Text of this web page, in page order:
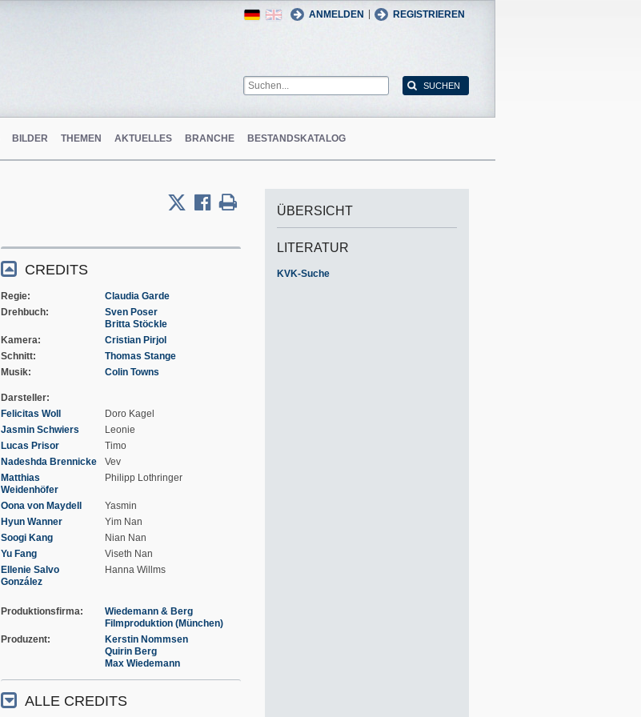
ANMELDEN REGISTRIEREN
English
German
BILDER THEMEN AKTUELLES BRANCHE BESTANDSKATALOG
CREDITS
Regie
Claudia Garde
Drehbuch
Sven Poser
Britta Stöckle
Kamera
Cristian Pirjol
Schnitt
Thomas Stange
Musik
Colin Towns
Darsteller
Felicitas Woll
Doro Kagel
Jasmin Schwiers
Leonie
Lucas Prisor
Timo
Nadeshda Brennicke
Vev
Matthias
Weidenhöfer
Philipp Lothringer
Oona von Maydell
Yasmin
Hyun Wanner
Yim Nan
Soogi Kang
Nian Nan
Yu Fang
Viseth Nan
Ellenie Salvo
González
Hanna Willms
Produktionsfirma
Wiedemann & Berg
Filmproduktion (München)
Produzent
Kerstin Nommsen
Quirin Berg
Max Wiedemann
ALLE CREDITS
ÜBERSICHT
LITERATUR
KVK-Suche